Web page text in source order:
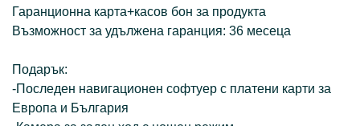
Гаранционна карта+касов бон за продукта
Възможност за удължена гаранция: 36 месеца
Подарък:
-Последен навигационен софтуер с платени карти за
Европа и България